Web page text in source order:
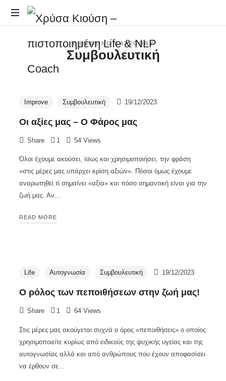
Χρύσα
–
&
NLP
Coach
&
Life
BROWSING CATEGORY
Συμβουλευτική
Improve Συμβουλευτική 19/12/2023
Οι αξίες μας – Ο Φάρος μας
Share 1 54 Views
Όλοι έχουμε ακούσει, ίσως και χρησιμοποιήσει, την φράση
«στις μέρες μας υπάρχει κρίση αξιών». Πόσοι όμως έχουμε
αναρωτηθεί τί σημαίνει «αξία» και πόσο σημαντική είναι για την
ζωή μας. Αν…
READ MORE
Life Αυτογνωσία Συμβουλευτική 19/12/2023
Ο ρόλος των πεποιθήσεων στην ζωή μας!
Share 1 64 Views
Στις μέρες μας ακούγεται συχνά ο όρος «πεποιθήσεις» ο οποίος
χρησιμοποιείτε κυρίως από ειδικούς της ψυχικής υγείας και της
αυτογνωσίας αλλά και από ανθρώπους που έχουν αποφασίσει
να έρθουν σε…